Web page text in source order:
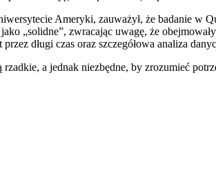
Ameryki, zauważył, że badanie w
„solidne”, zwracając uwagę, że
długi czas oraz szczegółowa analiza
a jednak niezbędne, by zrozumieć